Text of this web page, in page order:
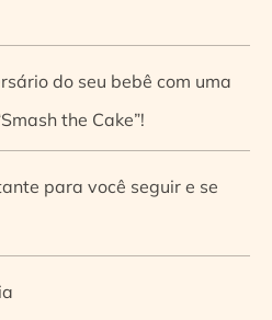
do seu bebê com uma
the Cake”!
para você seguir e se